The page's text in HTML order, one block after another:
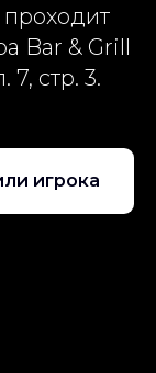
проходит
Bar & Grill
7, стр. 3.
игрока